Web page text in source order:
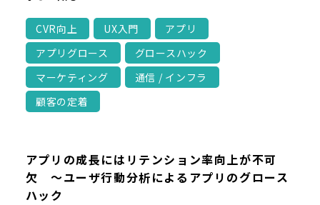
CVR向上 UX入門
アプリ
アプリグロース
グロースハック
マーケティング
通信 / インフラ
顧客の定着
アプリの成長にはリテンション率向上が不可
欠 ～ユーザ行動分析によるアプリのグロース
ハック